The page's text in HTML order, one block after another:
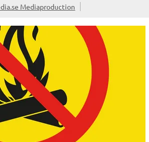
Mediaproduction